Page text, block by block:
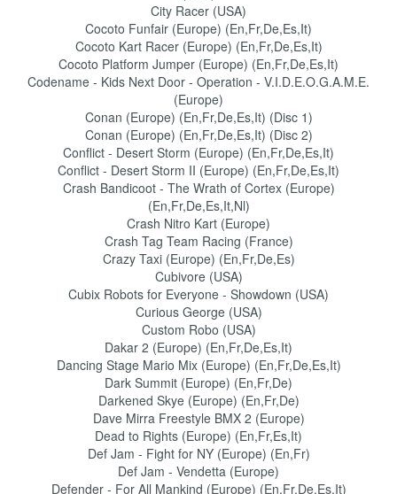
City Racer (USA)
Cocoto Funfair (Europe) (En,Fr,De,Es,It)
Cocoto Kart Racer (Europe) (En,Fr,De,Es,It)
Cocoto Platform Jumper (Europe) (En,Fr,De,Es,It)
Codename - Kids Next Door - Operation - V.I.D.E.O.G.A.M.E.
(Europe)
Conan (Europe) (En,Fr,De,Es,It) (Disc 1)
Conan (Europe) (En,Fr,De,Es,It) (Disc 2)
Conflict - Desert Storm (Europe) (En,Fr,De,Es,It)
Conflict - Desert Storm II (Europe) (En,Fr,De,Es,It)
Crash Bandicoot - The Wrath of Cortex (Europe)
(En,Fr,De,Es,It,Nl)
Crash Nitro Kart (Europe)
Crash Tag Team Racing (France)
Crazy Taxi (Europe) (En,Fr,De,Es)
Cubivore (USA)
Cubix Robots for Everyone - Showdown (USA)
Curious George (USA)
Custom Robo (USA)
Dakar 2 (Europe) (En,Fr,De,Es,It)
Dancing Stage Mario Mix (Europe) (En,Fr,De,Es,It)
Dark Summit (Europe) (En,Fr,De)
Darkened Skye (Europe) (En,Fr,De)
Dave Mirra Freestyle BMX 2 (Europe)
Dead to Rights (Europe) (En,Fr,Es,It)
Def Jam - Fight for NY (Europe) (En,Fr)
Def Jam - Vendetta (Europe)
Defender - For All Mankind (Europe) (En,Fr,De,Es,It)